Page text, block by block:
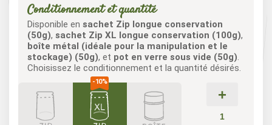
Conditionnement et quantité
Disponible en sachet Zip longue conservation
(50g), sachet Zip XL longue conservation (100g),
boîte métal (idéale pour la manipulation et le
stockage) (50g), et pot en verre sous vide (50g).
Choisissez le conditionnement et la quantité désirés.
+